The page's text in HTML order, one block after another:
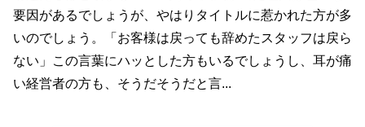
要因があるでしょうが、やはりタイトルに惹かれた方が多
いのでしょう。「お客様は戻っても辞めたスタッフは戻ら
ない」この言葉にハッとした方もいるでしょうし、耳が痛
い経営者の方も、そうだそうだと言...